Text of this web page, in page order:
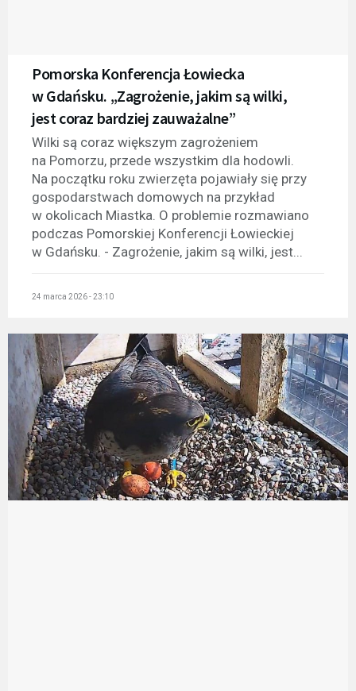
Pomorska Konferencja Łowiecka
w Gdańsku. „Zagrożenie, jakim są wilki,
jest coraz bardziej zauważalne”
Wilki są coraz większym zagrożeniem
na Pomorzu, przede wszystkim dla hodowli.
Na początku roku zwierzęta pojawiały się przy
gospodarstwach domowych na przykład
w okolicach Miastka. O problemie rozmawiano
podczas Pomorskiej Konferencji Łowieckiej
w Gdańsku. - Zagrożenie, jakim są wilki, jest...
24 marca 2026 - 23:10